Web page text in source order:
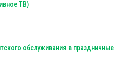
ТВ)
обслуживания в праздничные